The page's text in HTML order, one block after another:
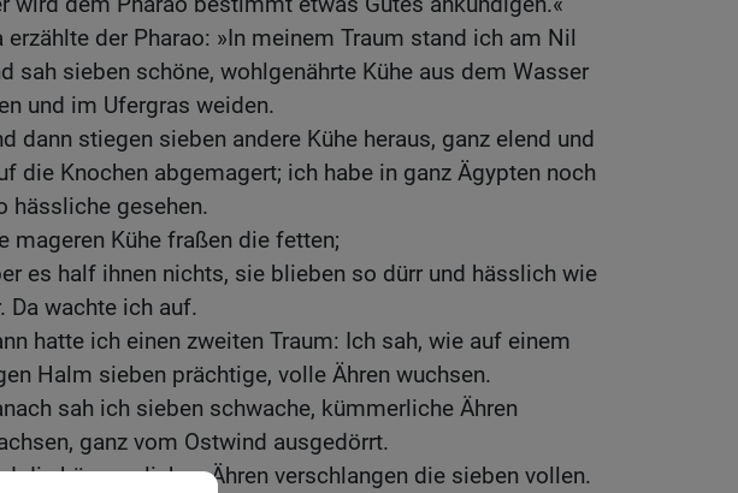
erzählte der Pharao: »In meinem Traum stand ich am Nil
sah sieben schöne, wohlgenährte Kühe aus dem Wasser
und im Ufergras weiden.
dann stiegen sieben andere Kühe heraus, ganz elend und
die Knochen abgemagert; ich habe in ganz Ägypten noch
hässliche gesehen.
mageren Kühe fraßen die fetten;
es half ihnen nichts, sie blieben so dürr und hässlich wie
Da wachte ich auf.
hatte ich einen zweiten Traum: Ich sah, wie auf einem
Halm sieben prächtige, volle Ähren wuchsen.
sah ich sieben schwache, kümmerliche Ähren
ganz vom Ostwind ausgedörrt.
die kümmerlichen Ähren verschlangen die sieben vollen.